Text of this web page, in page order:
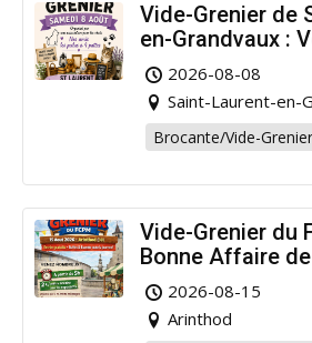
Vide-Grenier de
en-Grandvaux :
pour la bonne
2026-08-08
Saint-Laurent-en-
Brocante/Vide-
Vide-Grenier du
Bonne Affaire de
Arinthod !
2026-08-15
Arinthod